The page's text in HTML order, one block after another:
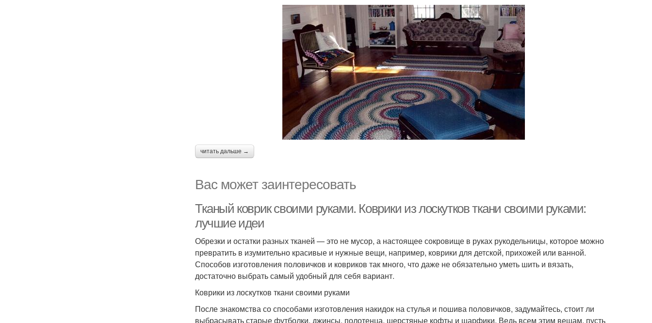
читать дальше →
Вас может заинтересовать
Тканый коврик своими руками. Коврики из лоскутков ткани своими руками:
лучшие идеи
Обрезки и остатки разных тканей — это не мусор, а настоящее сокровище в руках рукодельницы, которое можно
превратить в изумительно красивые и нужные вещи, например, коврики для детской, прихожей или ванной.
Способов изготовления половичков и ковриков так много, что даже не обязательно уметь шить и вязать,
достаточно выбрать самый удобный для себя вариант.
Коврики из лоскутков ткани своими руками
После знакомства со способами изготовления накидок на стулья и пошива половичков, задумайтесь, стоит ли
выбрасывать старые футболки, джинсы, полотенца, шерстяные кофты и шарфики. Ведь всем этим вещам, пусть